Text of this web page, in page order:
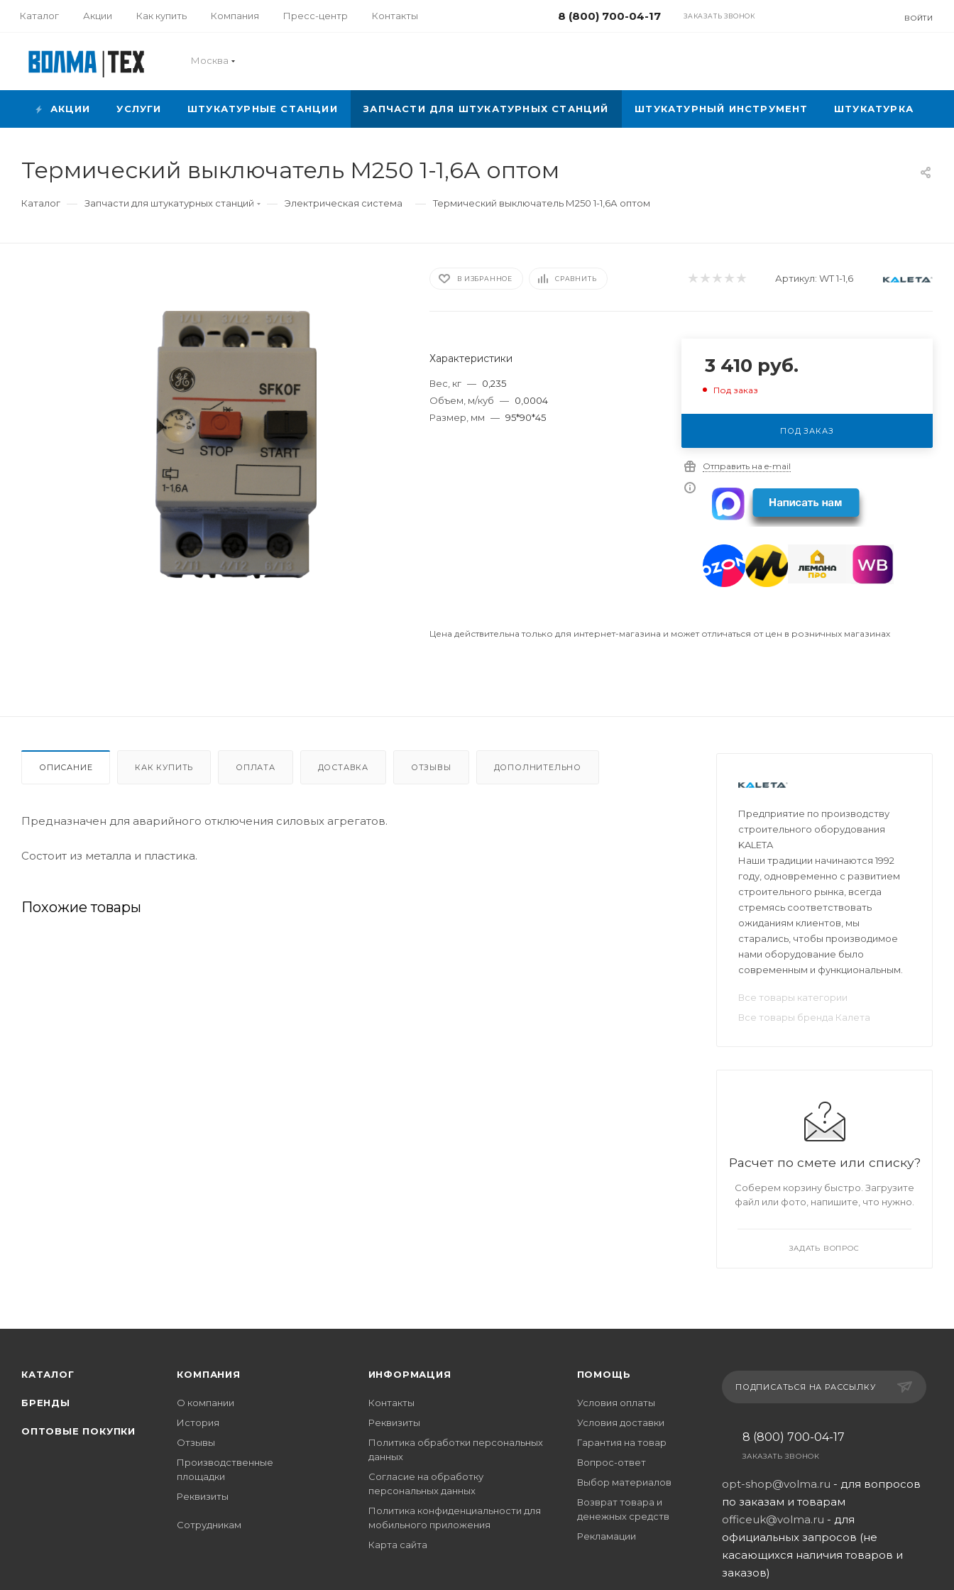
Каталог Акции Как купить Компания Пресс-центр Контакты 8 (800) 700-04-17 ЗАКАЗАТЬ ЗВОНОК ВОЙТИ
Москва
АКЦИИ УСЛУГИ ШТУКАТУРНЫЕ СТАНЦИИ ЗАПЧАСТИ ДЛЯ ШТУКАТУРНЫХ СТАНЦИЙ ШТУКАТУРНЫЙ ИНСТРУМЕНТ ШТУКАТУРКА
Термический выключатель М250 1-1,6А оптом
Каталог — Запчасти для штукатурных станций — Электрическая система — Термический выключатель М250 1-1,6А оптом
В ИЗБРАННОЕ СРАВНИТЬ Артикул: WT 1-1,6
Характеристики
Вес, кг — 0,235
Объем, м/куб — 0,0004
Размер, мм — 95*90*45
3 410 руб.
Под заказ
ПОД ЗАКАЗ
Отправить на e-mail
Цена действительна только для интернет-магазина и может отличаться от цен в розничных магазинах
ОПИСАНИЕ КАК КУПИТЬ ОПЛАТА ДОСТАВКА ОТЗЫВЫ ДОПОЛНИТЕЛЬНО
Предназначен для аварийного отключения силовых агрегатов.
Состоит из металла и пластика.
Похожие товары
Предприятие по производству
строительного оборудования
KALETA
Наши традиции начинаются 1992
году, одновременно с развитием
строительного рынка, всегда
стремясь соответствовать
ожиданиям клиентов, мы
старались, чтобы производимое
нами оборудование было
современным и функциональным.
Все товары категории
Все товары бренда Калета
Расчет по смете или списку?
Соберем корзину быстро. Загрузите
файл или фото, напишите, что нужно.
ЗАДАТЬ ВОПРОС
КАТАЛОГ
БРЕНДЫ
ОПТОВЫЕ ПОКУПКИ
КОМПАНИЯ
О компании
История
Отзывы
Производственные
площадки
Реквизиты
Сотрудникам
ИНФОРМАЦИЯ
Контакты
Реквизиты
Политика обработки персональных
данных
Согласие на обработку
персональных данных
Политика конфиденциальности для
мобильного приложения
Карта сайта
ПОМОЩЬ
Условия оплаты
Условия доставки
Гарантия на товар
Вопрос-ответ
Выбор материалов
Возврат товара и
денежных средств
Рекламации
ПОДПИСАТЬСЯ НА РАССЫЛКУ
8 (800) 700-04-17
ЗАКАЗАТЬ ЗВОНОК
opt-shop@volma.ru - для вопросов
по заказам и товарам
officeuk@volma.ru - для
официальных запросов (не
касающихся наличия товаров и
заказов)